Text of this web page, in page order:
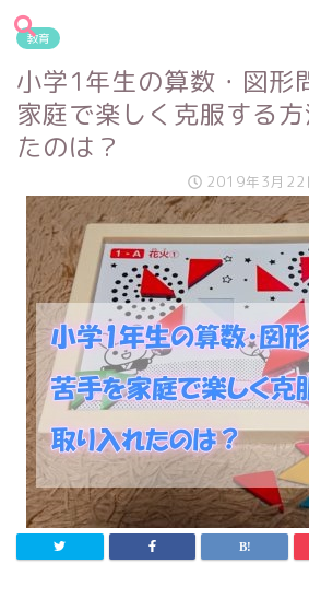
教育
小学1年生の算数・図形
家庭で楽しく克服する
たのは？
2019年3月22